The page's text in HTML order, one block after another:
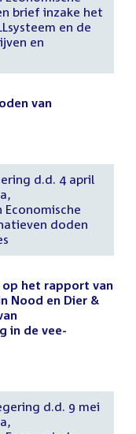
brief inzake het
en de
en
van
d.d. 4 april
doden
het rapport van
Nood en Dier &
in de vee-
d.d. 9 mei